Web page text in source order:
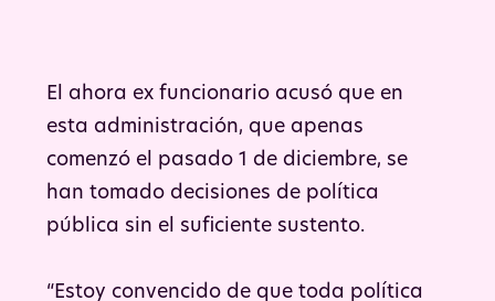
El ahora ex funcionario acusó que en
esta administración, que apenas
comenzó el pasado 1 de diciembre, se
han tomado decisiones de política
pública sin el suficiente sustento.
“Estoy convencido de que toda política